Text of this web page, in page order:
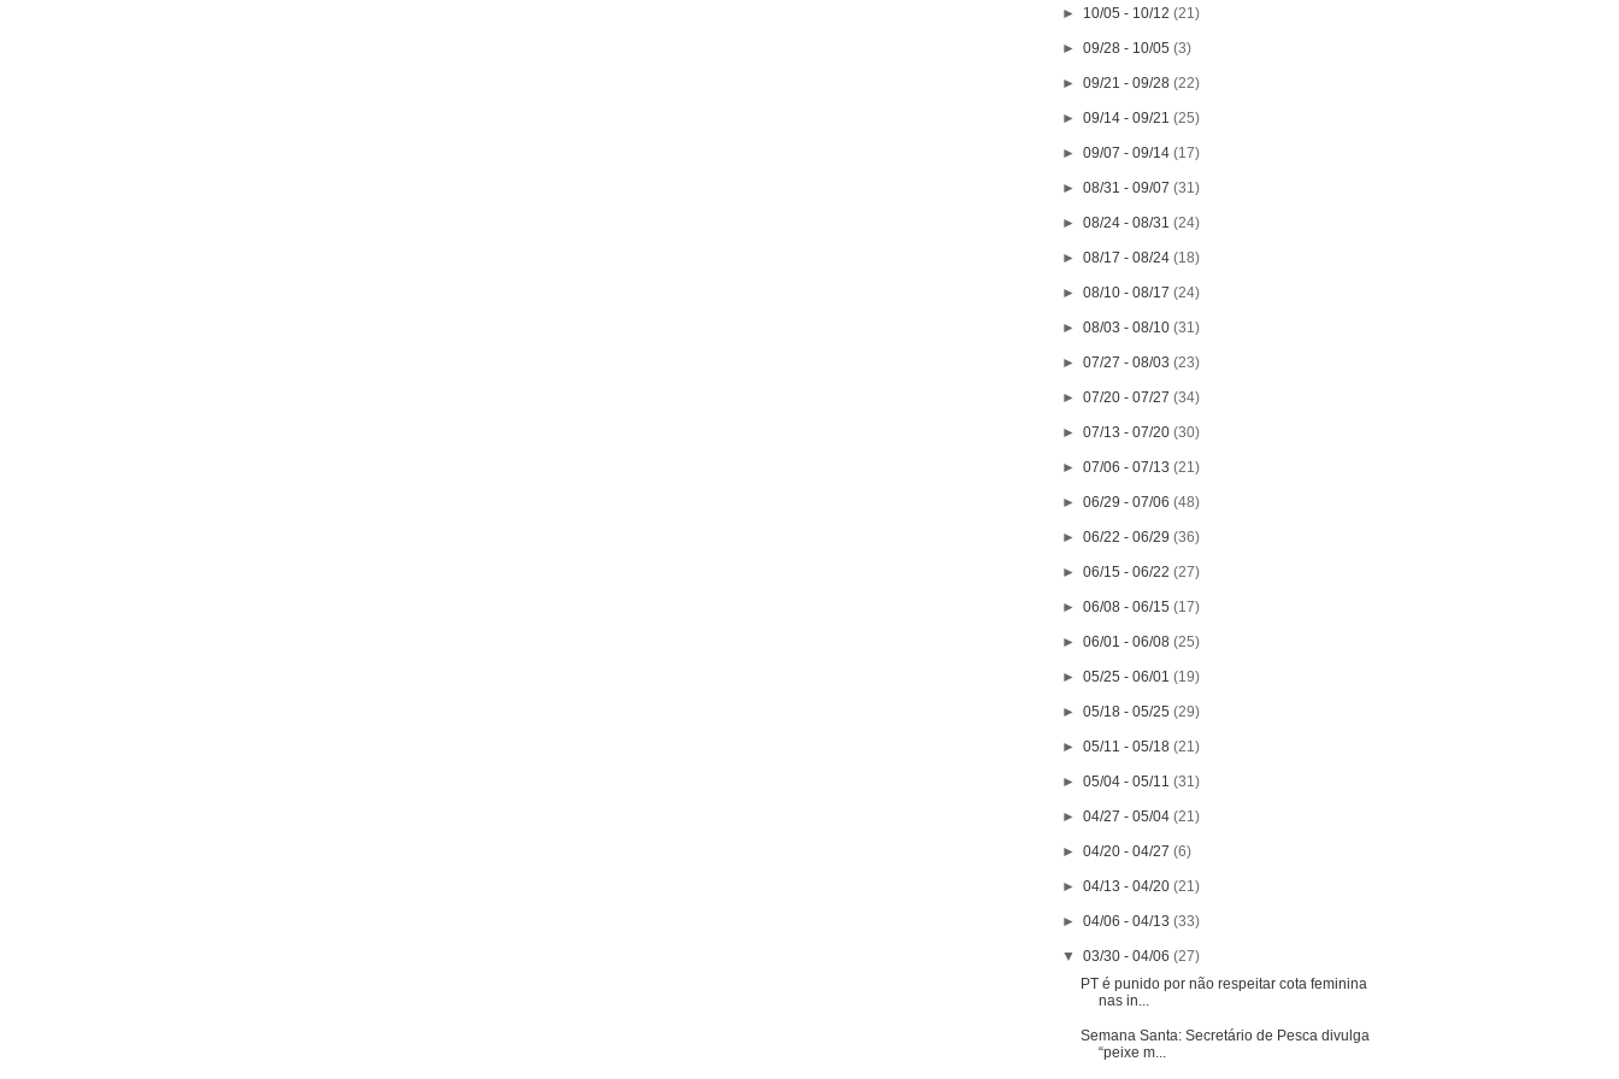
► 10/05 - 10/12(21)
►09/28 - 10/05(3)
►09/21 - 09/28(22)
►09/14 - 09/21(25)
►09/07 - 09/14(17)
►08/31 - 09/07(31)
►08/24 - 08/31(24)
►08/17 - 08/24(18)
►08/10 - 08/17(24)
►08/03 - 08/10(31)
►07/27 - 08/03(23)
►07/20 - 07/27(34)
►07/13 - 07/20(30)
►07/06 - 07/13(21)
►06/29 - 07/06(48)
►06/22 - 06/29(36)
►06/15 - 06/22(27)
►06/08 - 06/15(17)
►06/01 - 06/08(25)
►05/25 - 06/01(19)
►05/18 - 05/25(29)
►05/11 - 05/18(21)
►05/04 - 05/11(31)
►04/27 - 05/04(21)
►04/20 - 04/27(6)
►04/13 - 04/20(21)
►04/06 - 04/13(33)
▼03/30 - 04/06(27)
PT é punido por não respeitar cota feminina
nas in...
Semana Santa: Secretário de Pesca divulga
“peixe m...